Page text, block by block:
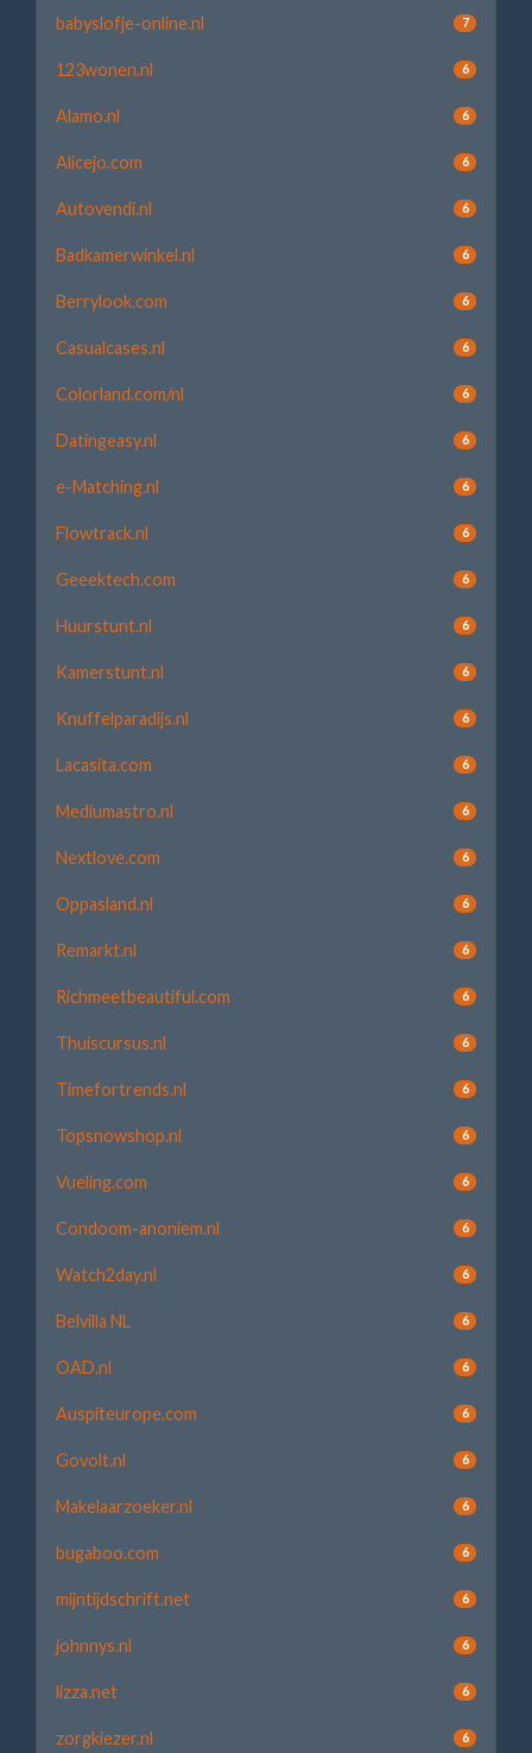
babyslofje-online.nl 7
123wonen.nl 6
Alamo.nl 6
Alicejo.com 6
Autovendi.nl 6
Badkamerwinkel.nl 6
Berrylook.com 6
Casualcases.nl 6
Colorland.com/nl 6
Datingeasy.nl 6
e-Matching.nl 6
Flowtrack.nl 6
Geeektech.com 6
Huurstunt.nl 6
Kamerstunt.nl 6
Knuffelparadijs.nl 6
Lacasita.com 6
Mediumastro.nl 6
Nextlove.com 6
Oppasland.nl 6
Remarkt.nl 6
Richmeetbeautiful.com 6
Thuiscursus.nl 6
Timefortrends.nl 6
Topsnowshop.nl 6
Vueling.com 6
Condoom-anoniem.nl 6
Watch2day.nl 6
Belvilla NL 6
OAD.nl 6
Auspiteurope.com 6
Govolt.nl 6
Makelaarzoeker.nl 6
bugaboo.com 6
mijntijdschrift.net 6
johnnys.nl 6
lizza.net 6
zorgkiezer.nl 6